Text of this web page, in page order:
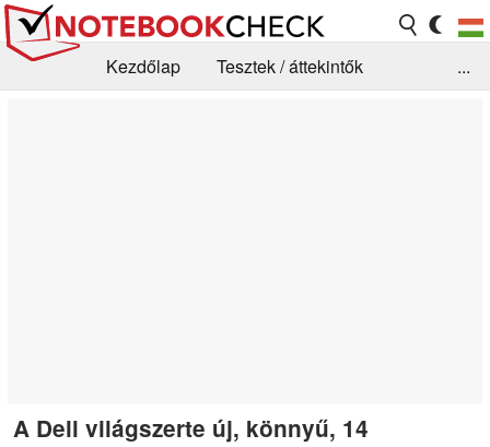
Kezdőlap
Tesztek / áttekintők
...
A Dell világszerte új, könnyű, 14